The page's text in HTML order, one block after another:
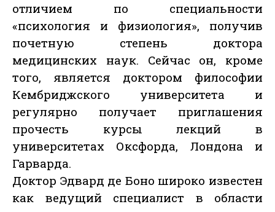
отличием по специальности
«психология и физиология», получив
почетную степень доктора
медицинских наук. Сейчас он, кроме
того, является доктором философии
Кембриджского университета и
регулярно получает приглашения
прочесть курсы лекций в
университетах Оксфорда, Лондона и
Гарварда.
Доктор Эдвард де Боно широко известен
как ведущий специалист в области